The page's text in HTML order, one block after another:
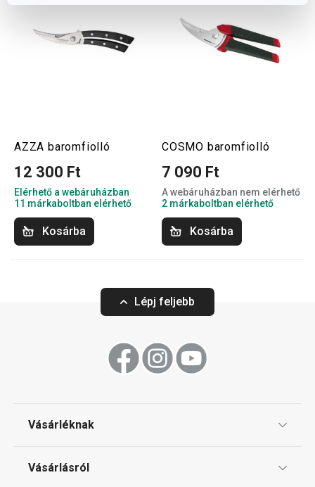
AZZA baromfiolló
12 300 Ft
Elérhető a webáruházban
11 márkaboltban elérhető
Kosárba
COSMO baromfiolló
7 090 Ft
A webáruházban nem elérhető
2 márkaboltban elérhető
Kosárba
Lépj feljebb
Vásárléknak
Vásárlásról